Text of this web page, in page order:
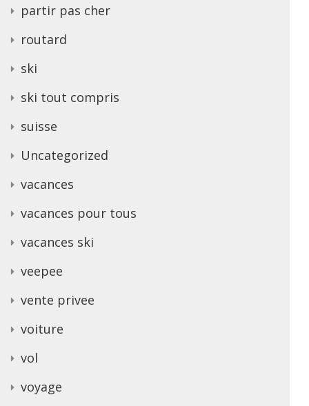
partir pas cher
routard
ski
ski tout compris
suisse
Uncategorized
vacances
vacances pour tous
vacances ski
veepee
vente privee
voiture
vol
voyage